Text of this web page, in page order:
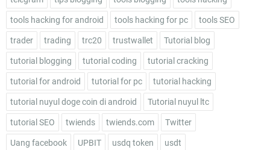
tools hacking for android tools hacking for pc tools SEO
trader trading trc20 trustwallet Tutorial blog
tutorial blogging tutorial coding tutorial cracking
tutorial for android tutorial for pc tutorial hacking
tutorial nuyul doge coin di android Tutorial nuyul ltc
tutorial SEO twiends twiends.com Twitter
Uang facebook UPBIT usdq token usdt